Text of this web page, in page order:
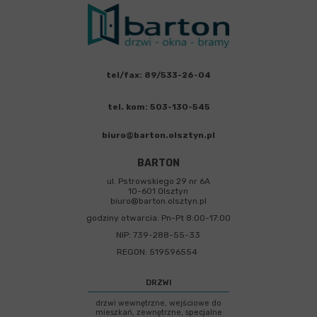
drzwi wewnętrzne, wejściowe do
mieszkań, zewnętrzne, specjalne
DRZWI
BARTON
ul. Pstrowskiego 29 nr 6A
10-601 Olsztyn
biuro@barton.olsztyn.pl
godziny otwarcia: Pn-Pt 8:00-17:00
NIP: 739-288-55-33
REGON: 519596554
tel/fax: 89/533-26-04
biuro@barton.olsztyn.pl
tel. kom: 503-130-545